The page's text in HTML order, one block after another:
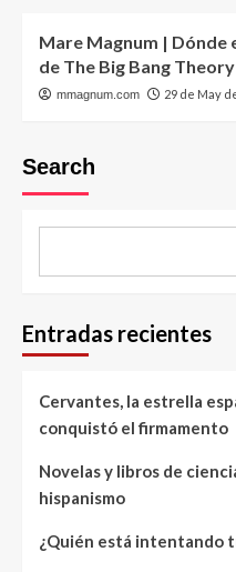
Mare Magnum |
de The Big Bang Theory
mmagnum.com 29 de May
Search
Entradas recientes
Cervantes, la estrella
conquistó el firmamento
Novelas y libros de
hispanismo
¿Quién está intentando